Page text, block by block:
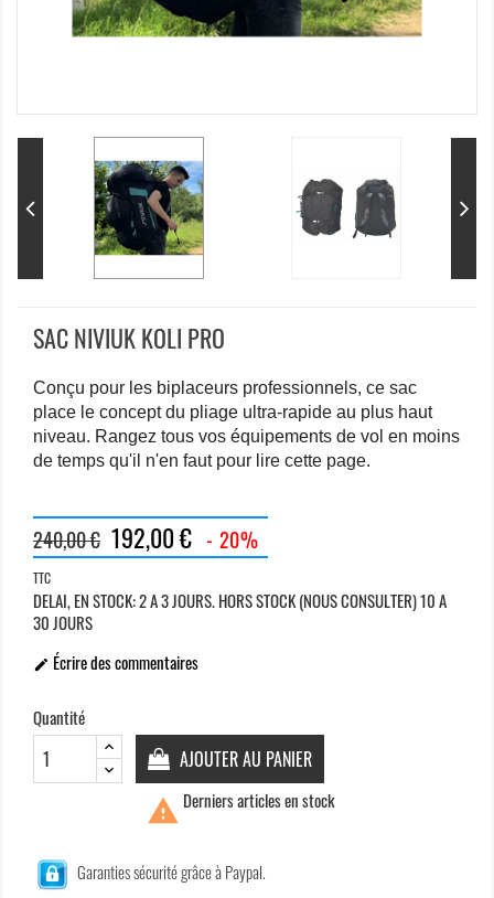
SAC NIVIUK KOLI PRO
Conçu pour les biplaceurs professionnels, ce sac
place le concept du pliage ultra-rapide au plus haut
niveau. Rangez tous vos équipements de vol en moins
de temps qu'il n'en faut pour lire cette page.
192,00 € - 20%
240,00 €
TTC
DELAI, EN STOCK: 2 A 3 JOURS. HORS STOCK (NOUS CONSULTER) 10 A
30 JOURS
 Écrire des commentaires
Quantité
AJOUTER AU PANIER
 Derniers articles en stock
Garanties sécurité grâce à Paypal.